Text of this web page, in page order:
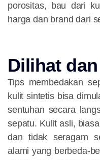
porositas, bau dari
harga dan brand dari
Dilihat
Tips membedakan
kulit sintetis bisa
sentuhan secara
sepatu. Kulit asli,
dan tidak seragam
alami yang berbeda-